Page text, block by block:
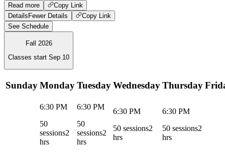
Read more
Copy Link
DetailsFewer Details
Copy Link
See Schedule
Fall 2026
Classes start Sep 10
SundayMondayTuesdayWednesdayThursday
6:30 PM
50
sessions2
hrs
6:30 PM
50
sessions2
hrs
6:30 PM
50 sessions2
hrs
6:30 PM
50 sessions2
hrs